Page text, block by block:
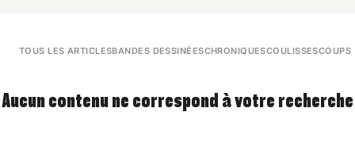
TOUS LES ARTICLESBANDES DESSINÉESCHRONIQUESCOULISSESCOUPS
Aucun contenu ne correspond à votre recherche